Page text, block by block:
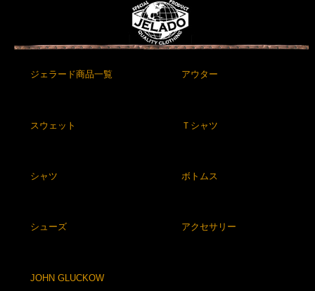
ジェラード商品一覧 アウター
スウェット Ｔシャツ
シャツ ボトムス
シューズ アクセサリー
JOHN GLUCKOW